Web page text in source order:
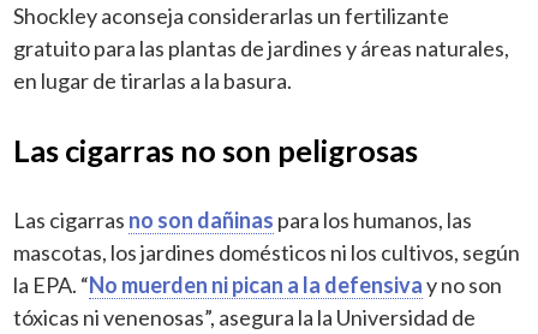
Shockley aconseja considerarlas un fertilizante
gratuito para las plantas de jardines y áreas naturales,
en lugar de tirarlas a la basura.
Las cigarras no son peligrosas
Las cigarras no son dañinas para los humanos, las
mascotas, los jardines domésticos ni los cultivos, según
la EPA. “No muerden ni pican a la defensivay no son
tóxicas ni venenosas”, asegura la la Universidad de